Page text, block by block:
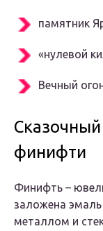
памятник
«нулевой
Вечный
финифти
Финифть –
заложена
металлом и